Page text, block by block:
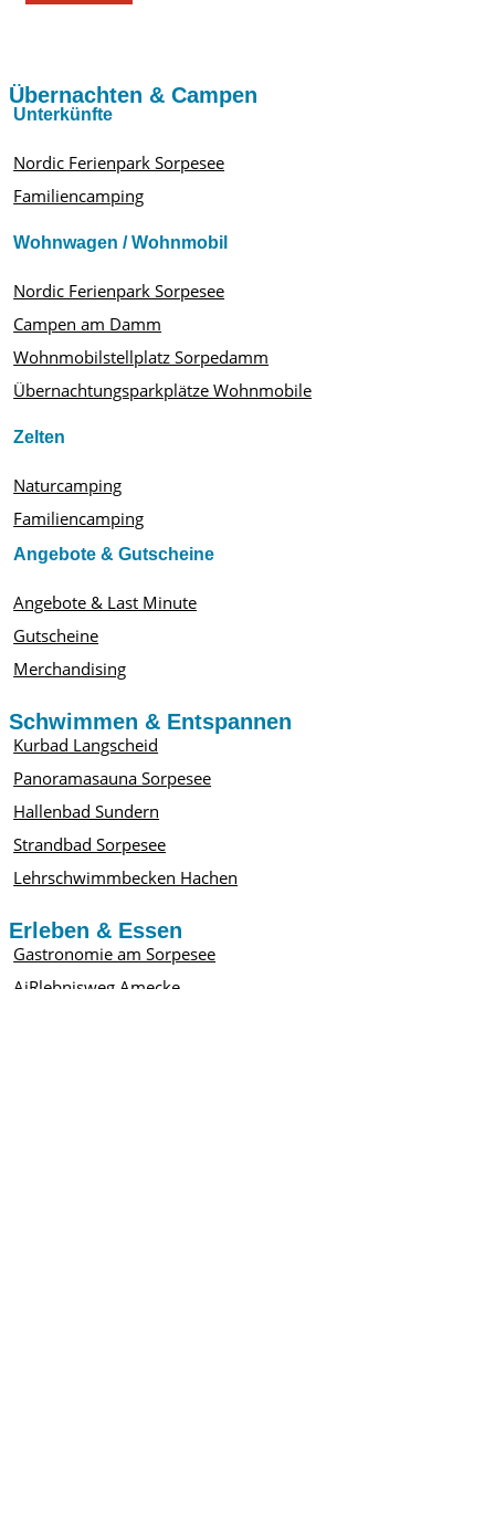
Übernachten & Campen
Unterkünfte
Nordic Ferienpark Sorpesee
Familiencamping
Wohnwagen / Wohnmobil
Nordic Ferienpark Sorpesee
Campen am Damm
Wohnmobilstellplatz Sorpedamm
Übernachtungsparkplätze Wohnmobile
Zelten
Naturcamping
Familiencamping
Angebote & Gutscheine
Angebote & Last Minute
Gutscheine
Merchandising
Schwimmen & Entspannen
Kurbad Langscheid
Panoramasauna Sorpesee
Hallenbad Sundern
Strandbad Sorpesee
Lehrschwimmbecken Hachen
Erleben & Essen
Gastronomie am Sorpesee
AiRlebnisweg Amecke